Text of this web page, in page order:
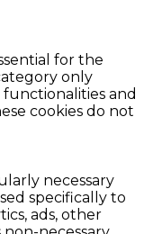
for the
only
and
cookies do not
necessary
specifically to
ads, other